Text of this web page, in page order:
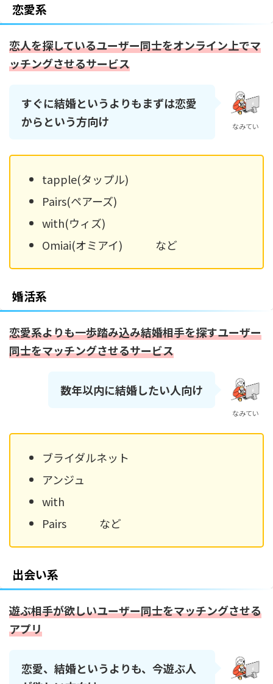
恋愛系
恋人を探しているユーザー同士をオンライン上でマ
ッチングさせるサービス
すぐに結婚というよりもまずは恋愛
からという方向け
なみてい
tapple(タップル)
Pairs(ペアーズ)
with(ウィズ)
Omiai(オミアイ) など
婚活系
恋愛系よりも一歩踏み込み結婚相手を探すユーザー
同士をマッチングさせるサービス
数年以内に結婚したい人向け
なみてい
ブライダルネット
アンジュ
with
Pairs など
出会い系
遊ぶ相手が欲しいユーザー同士をマッチングさせる
アプリ
恋愛、結婚というよりも、今遊ぶ人